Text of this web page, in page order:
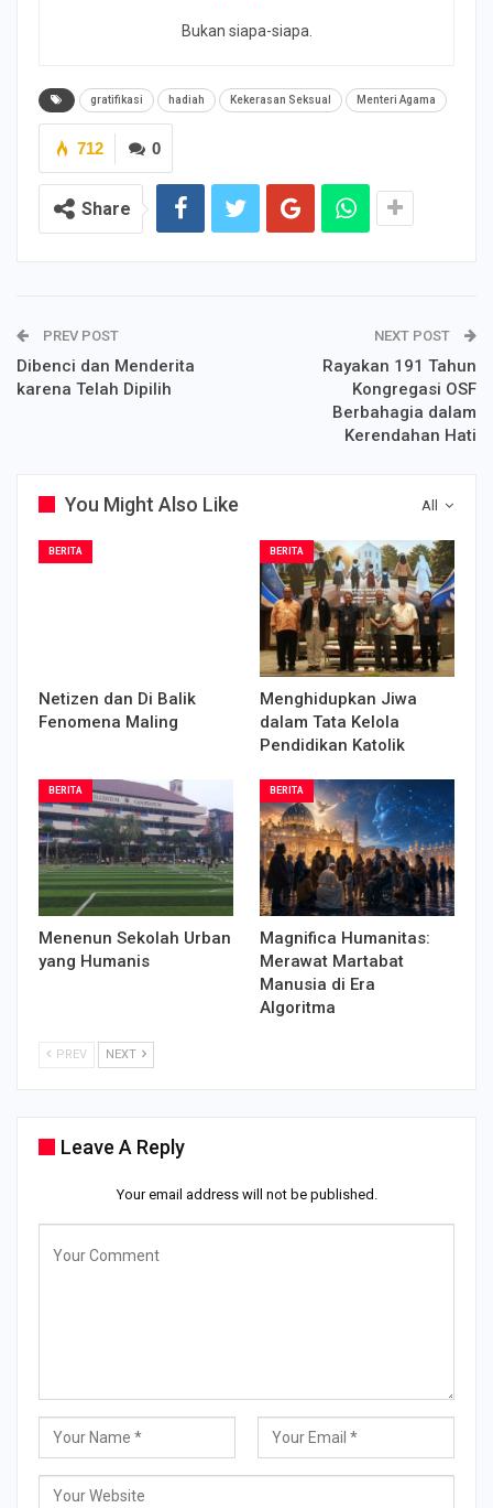
Bukan siapa-siapa.
gratifikasi hadiah Kekerasan Seksual Menteri Agama
0
712
Share
PREV POST
Dibenci dan Menderita
karena Telah Dipilih
NEXT POST
Rayakan 191 Tahun
Kongregasi OSF
Berbahagia dalam
Kerendahan Hati
All
You Might Also Like
BERITA
Netizen dan Di Balik
Fenomena Maling
BERITA
Menghidupkan Jiwa
dalam Tata Kelola
Pendidikan Katolik
BERITA
Menenun Sekolah Urban
yang Humanis
BERITA
Magnifica Humanitas:
Merawat Martabat
Manusia di Era
Algoritma
PREV NEXT
Leave A Reply
Your email address will not be published.